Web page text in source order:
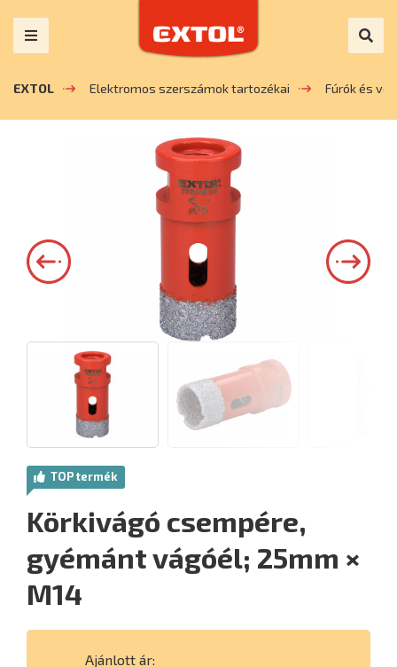
EXTOL Elektromos szerszámok tartozékai Fúrók és
TOP termék
Körkivágó csempére,
gyémánt vágóél; 25mm ×
M14
Ajánlott ár: